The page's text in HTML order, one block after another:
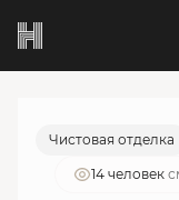
1-комнатный
Ипотека
Чистовая отделка
14 человек